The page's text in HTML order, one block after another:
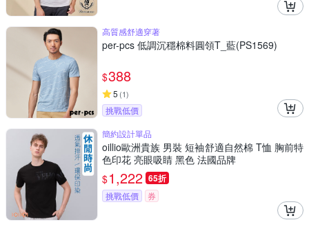
高質感舒適穿著
per-pcs 低調沉穩棉料圓領T_藍(PS1569)
$388
5 (1)
挑戰低價
簡約設計單品
oillio歐洲貴族 男裝 短袖舒適自然棉 T恤 胸前特
色印花 亮眼吸睛 黑色 法國品牌
$1,222 65折
挑戰低價 券